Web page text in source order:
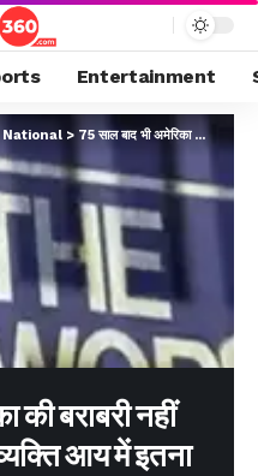
Entertainment
National > 75 साल बाद भी अमेरिका की बराबरी नहीं कर पाएगा भारत, प्रति व्यक्ति आय में इतना पीछे…
की बराबरी नहीं
आय में इतना